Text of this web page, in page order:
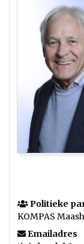
Politieke
KOMPAS
Emailadres